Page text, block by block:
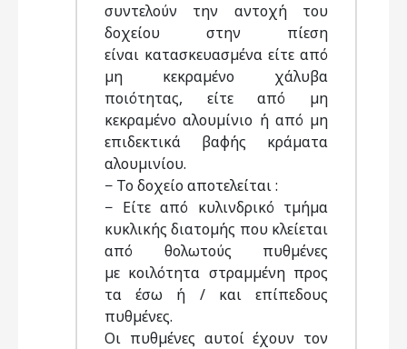
συντελούν την αντοχή του
δοχείου στην πίεση
είναι κατασκευασµένα είτε από
µη κεκραµένο χάλυβα
ποιότητας, είτε από µη
κεκραµένο αλουµίνιο ή από µη
επιδεκτικά βαφής κράµατα
αλουµινίου.
− Το δοχείο αποτελείται :
− Είτε από κυλινδρικό τµήµα
κυκλικής διατοµής που κλείεται
από θολωτούς πυθµένες
µε κοιλότητα στραµµένη προς
τα έσω ή / και επίπεδους
πυθµένες.
Οι πυθµένες αυτοί έχουν τον